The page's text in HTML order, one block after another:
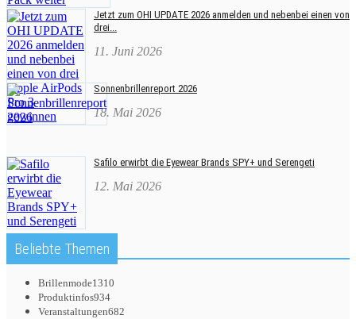
Jetzt zum OHI UPDATE 2026 anmelden und nebenbei einen von
drei...
11. Juni 2026
Sonnenbrillenreport 2026
18. Mai 2026
Safilo erwirbt die Eyewear Brands SPY+ und Serengeti
12. Mai 2026
Beliebte Themen
Brillenmode1310
Produktinfos934
Veranstaltungen682